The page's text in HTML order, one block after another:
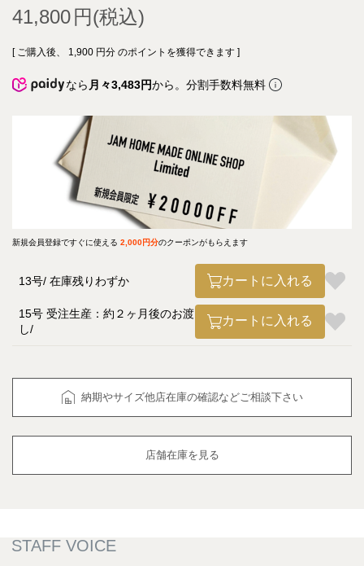
41,800
[ ご購入後、 1,900 円分 のポイントを獲得できます ]
なら 月々3,483円から。分割手数料無料
新規会員登録ですぐに使える 2,000円分のクーポンがもらえます
13号 在庫残りわずか カートに入れる
15号 受注生産：約２ヶ月後のお渡
し
カートに入れる
納期やサイズ他店在庫の確認などご相談下さい
店舗在庫を見る